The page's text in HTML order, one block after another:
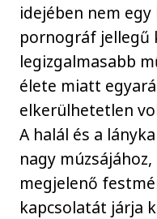
idejében nem
pornográf jellegű
legizgalmasabb
élete miatt
elkerülhetetlen
A halál és a
nagy
megjelenő
kapcsolatát járja